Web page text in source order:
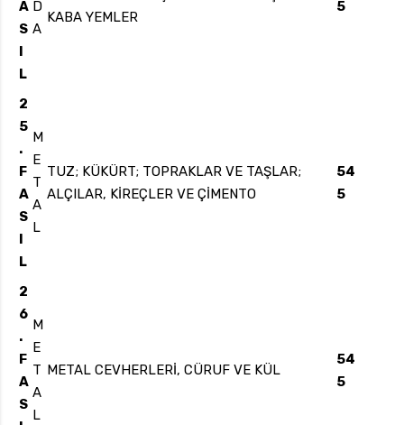
A
S
L
D
A
KABA YEMLER
5
2
5
.
F
A
S
L
M
E
T
A
L
TUZ; KÜKÜRT; TOPRAKLAR VE TAŞLAR;
ALÇILAR, KİREÇLER VE ÇİMENTO
54
5
2
6
.
F
A
S
M
E
T
A
L
METAL CEVHERLERİ, CÜRUF VE KÜL
54
5